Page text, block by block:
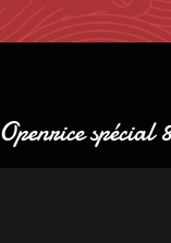
Openrice spécial